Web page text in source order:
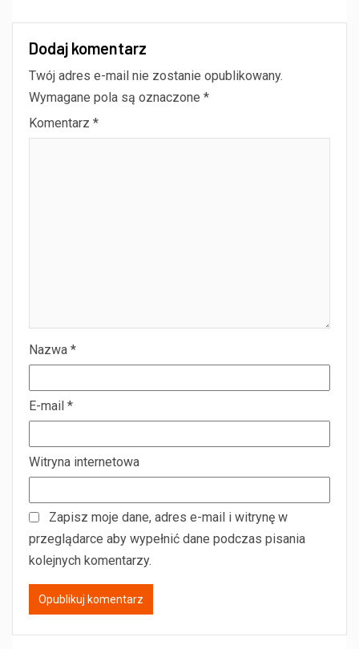
Dodaj komentarz
Twój adres e-mail nie zostanie opublikowany.
Wymagane pola są oznaczone *
Komentarz *
Nazwa *
E-mail *
Witryna internetowa
Zapisz moje dane, adres e-mail i witrynę w
przeglądarce aby wypełnić dane podczas pisania
kolejnych komentarzy.